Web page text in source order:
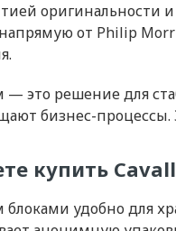
от Philip
это решение для
бизнес-
купить
удобно для